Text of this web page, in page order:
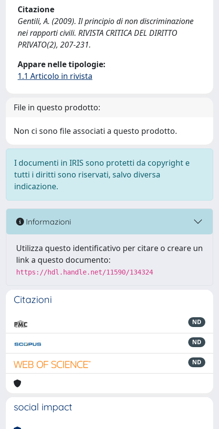
Citazione
Gentili, A. (2009). Il principio di non discriminazione
nei rapporti civili. RIVISTA CRITICA DEL DIRITTO
PRIVATO(2), 207-231.
Appare nelle tipologie:
1.1 Articolo in rivista
File in questo prodotto:
Non ci sono file associati a questo prodotto.
I documenti in IRIS sono protetti da copyright e
tutti i diritti sono riservati, salvo diversa
indicazione.
Informazioni
Utilizza questo identificativo per citare o creare un
link a questo documento:
https://hdl.handle.net/11590/134324
Citazioni
ND
ND
ND
social impact